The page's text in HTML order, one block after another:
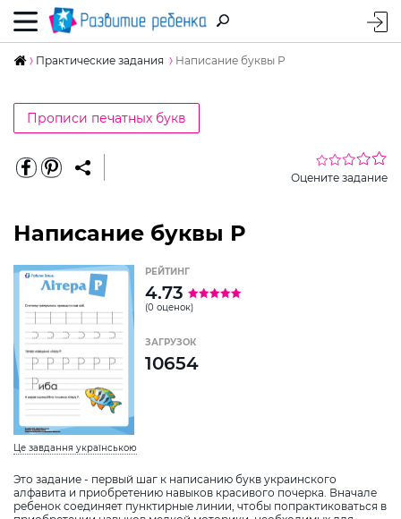
Практические задания Написание буквы Р
Прописи печатных букв
Оцените задание
Написание буквы Р
Це завдання українською
Это задание - первый шаг к написанию букв украинского
алфавита и приобретению навыков красивого почерка. Вначале
ребенок соединяет пунктирные линии, чтобы попрактиковаться в
РЕЙТИНГ
4.73
(0 оценок)
ЗАГРУЗОК
10654